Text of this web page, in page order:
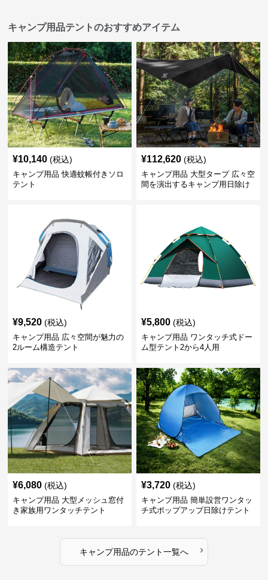
キャンプ用品テントのおすすめアイテム
¥10,140 (税込)
キャンプ用品 快適蚊帳付きソロ
テント
¥112,620 (税込)
キャンプ用品 大型タープ 広々空
間を演出するキャンプ用日除け
¥9,520 (税込)
キャンプ用品 広々空間が魅力の
2ルーム構造テント
¥5,800 (税込)
キャンプ用品 ワンタッチ式ドー
ム型テント2から4人用
¥6,080 (税込)
キャンプ用品 大型メッシュ窓付
き家族用ワンタッチテント
¥3,720 (税込)
キャンプ用品 簡単設営ワンタッ
チ式ポップアップ日除けテント
キャンプ用品のテント一覧へ ›